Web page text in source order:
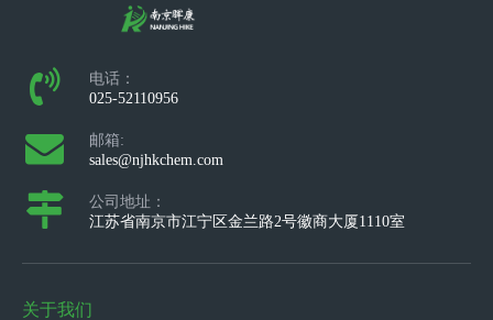
电话：
025-52110956
邮箱:
sales@njhkchem.com
公司地址：
江苏省南京市江宁区金兰路2号徽商大厦1110室
关于我们